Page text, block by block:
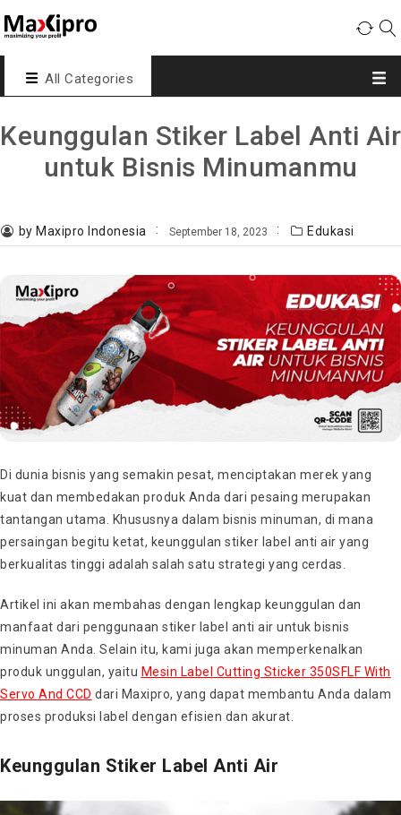
All Categories
Keunggulan Stiker Label Anti Air
untuk Bisnis Minumanmu
by Maxipro Indonesia September 18, 2023 Edukasi
Di dunia bisnis yang semakin pesat, menciptakan merek yang
kuat dan membedakan produk Anda dari pesaing merupakan
tantangan utama. Khususnya dalam bisnis minuman, di mana
persaingan begitu ketat, keunggulan stiker label anti air yang
berkualitas tinggi adalah salah satu strategi yang cerdas.
Artikel ini akan membahas dengan lengkap keunggulan dan
manfaat dari penggunaan stiker label anti air untuk bisnis
minuman Anda. Selain itu, kami juga akan memperkenalkan
produk unggulan, yaitu Mesin Label Cutting Sticker 350SFLF With
Servo And CCD dari Maxipro, yang dapat membantu Anda dalam
proses produksi label dengan efisien dan akurat.
Keunggulan Stiker Label Anti Air